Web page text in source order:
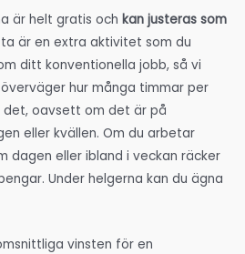
är helt gratis och kan justeras som
är en extra aktivitet som du
ditt konventionella jobb, så vi
hur många timmar per
oavsett om det är på
eller kvällen. Om du arbetar
dagen eller ibland i veckan räcker
Under helgerna kan du ägna
vinsten för en